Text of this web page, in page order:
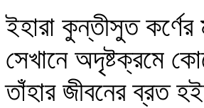
ইহারা কুন্তীসুত
সেখানে অদৃষ্টক্রমে
তাঁহার জীবনের ব্রত